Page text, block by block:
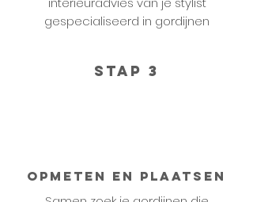
gespecialiseerd in gordijnen
STAP 3
Opmeten en plaatsen